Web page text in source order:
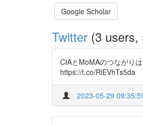
Google Scholar
Twitter (3 users,
CIAとMoMAのつながり
https://t.co/RlEVhTs5da
2023-05-29